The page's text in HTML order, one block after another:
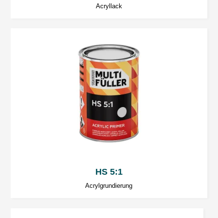
120. Die Bereitstellung von Daten ist freiwillig, aber
Acryllack
HS 5:1
Acrylgrundierung